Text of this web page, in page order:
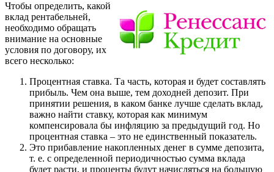
Чтобы определить, какой
вклад рентабельней,
необходимо обращать
внимание на основные
условия по договору, их
всего несколько:
Процентная ставка. Та часть, которая и будет составлять
прибыль. Чем она выше, тем доходней депозит. При
принятии решения, в каком банке лучше сделать вклад,
важно найти ставку, которая как минимум
компенсировала бы инфляцию за предыдущий год. Но
процентная ставка – это не единственный показатель.
Это прибавление накопленных денег в сумме депозита,
т. е. с определенной периодичностью сумма вклада
будет расти, и проценты будут начисляться на большую